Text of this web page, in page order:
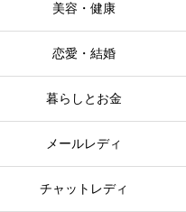
美容・健康
恋愛・結婚
暮らしとお金
メールレディ
チャットレディ